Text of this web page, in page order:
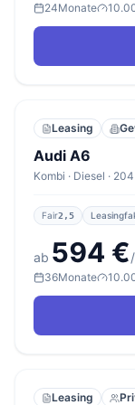
24Monate
Leasing
Audi A6
Kombi · Diesel ·
Fair2,5
ab 594 €
36Monate
Leasing